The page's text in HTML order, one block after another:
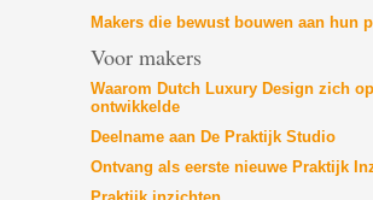
Makers die bewust bouwen aan hun
Voor makers
Waarom Dutch Luxury Design zich
ontwikkelde
Deelname aan De Praktijk Studio
Ontvang als eerste nieuwe Praktijk